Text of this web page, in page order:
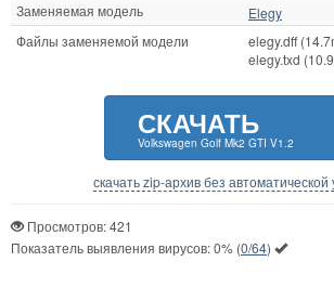
Заменяемая модель
Elegy
Файлы заменяемой модели
elegy.dff
elegy.txd
СКАЧАТЬ
Volkswagen Golf Mk2 GTI V1.2
скачать zip-архив без автоматической
Просмотров: 421
Показатель выявления вирусов:0% (0/64)